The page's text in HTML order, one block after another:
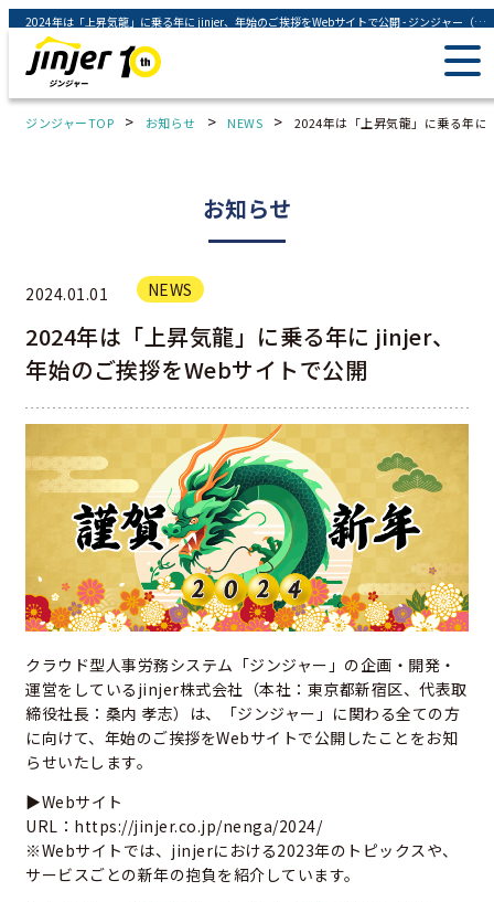
2024年は「上昇気龍」に乗る年に jinjer、年始のご挨拶をWebサイトで公開 - ジンジャー（jinjer）｜統合型人事システム
ジンジャーTOP > お知らせ > NEWS > 2024年は「上昇気龍」に乗る年
お知らせ
2024.01.01 NEWS
2024年は「上昇気龍」に乗る年に jinjer、
年始のご挨拶をWebサイトで公開
クラウド型人事労務システム「ジンジャー」の企画・開発・
運営をしているjinjer株式会社（本社：東京都新宿区、代表取
締役社長：桑内 孝志）は、「ジンジャー」に関わる全ての方
に向けて、年始のご挨拶をWebサイトで公開したことをお知
らせいたします。
▶Webサイト
URL： https://jinjer.co.jp/nenga/2024/
※Webサイトでは、jinjerにおける2023年のトピックスや、
サービスごとの新年の抱負を紹介しています。